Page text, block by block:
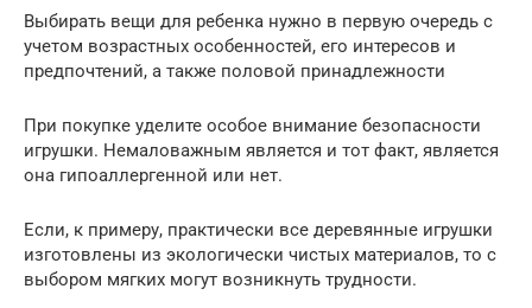
Выбирать вещи для ребенка нужно в первую очередь с
учетом возрастных особенностей, его интересов и
предпочтений, а также половой принадлежности
При покупке уделите особое внимание безопасности
игрушки. Немаловажным является и тот факт, является
она гипоаллергенной или нет.
Если, к примеру, практически все деревянные игрушки
изготовлены из экологически чистых материалов, то с
выбором мягких могут возникнуть трудности.